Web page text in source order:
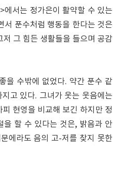
에서는 정가은이 활약할 수 있는
서 푼수처럼 행동을 한다는 것은
그 힘든 생활들을 들으며 공감
을 수밖에 없었다. 약간 푼수 같
고 있다. 그녀가 웃는 웃음에는
현영을 비교해 보긴 하지만 정
을 할 수 있다는 것은, 밝음과 안
에라도 음의 고-저를 찾지 못한